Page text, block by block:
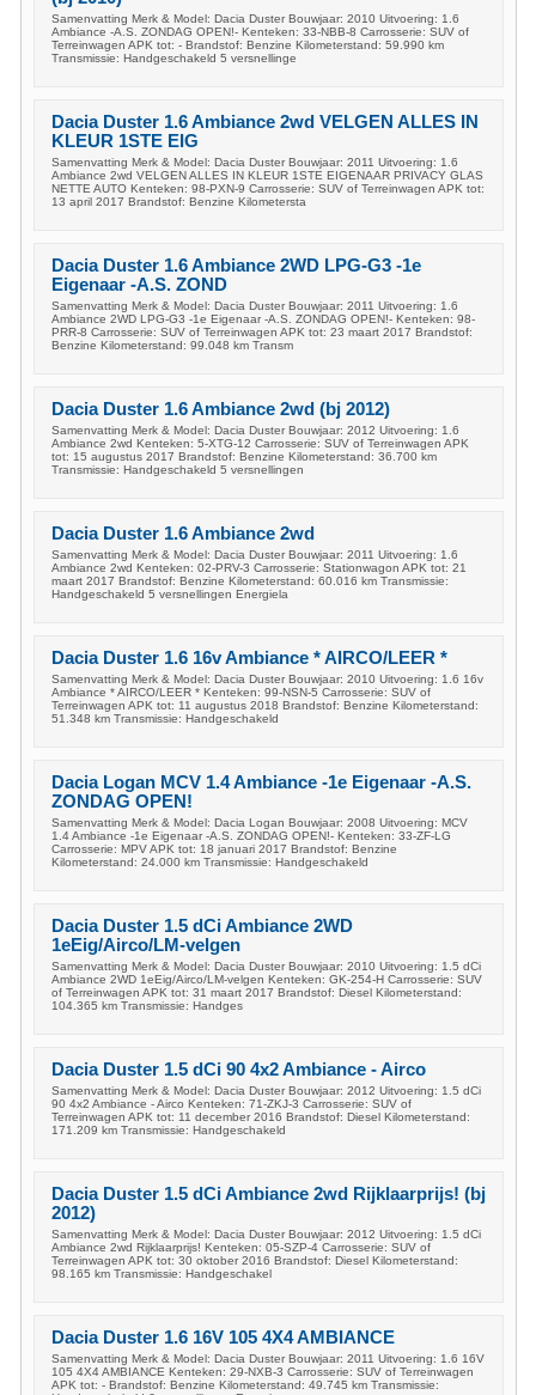
Samenvatting Merk & Model: Dacia Duster Bouwjaar: 2010 Uitvoering: 1.6
Ambiance -A.S. ZONDAG OPEN!- Kenteken: 33-NBB-8 Carrosserie: SUV of
Terreinwagen APK tot: - Brandstof: Benzine Kilometerstand: 59.990 km
Transmissie: Handgeschakeld 5 versnellinge
Dacia Duster 1.6 Ambiance 2wd VELGEN ALLES IN
KLEUR 1STE EIG
Samenvatting Merk & Model: Dacia Duster Bouwjaar: 2011 Uitvoering: 1.6
Ambiance 2wd VELGEN ALLES IN KLEUR 1STE EIGENAAR PRIVACY GLAS
NETTE AUTO Kenteken: 98-PXN-9 Carrosserie: SUV of Terreinwagen APK tot:
13 april 2017 Brandstof: Benzine Kilometersta
Dacia Duster 1.6 Ambiance 2WD LPG-G3 -1e
Eigenaar -A.S. ZOND
Samenvatting Merk & Model: Dacia Duster Bouwjaar: 2011 Uitvoering: 1.6
Ambiance 2WD LPG-G3 -1e Eigenaar -A.S. ZONDAG OPEN!- Kenteken: 98-
PRR-8 Carrosserie: SUV of Terreinwagen APK tot: 23 maart 2017 Brandstof:
Benzine Kilometerstand: 99.048 km Transm
Dacia Duster 1.6 Ambiance 2wd (bj 2012)
Samenvatting Merk & Model: Dacia Duster Bouwjaar: 2012 Uitvoering: 1.6
Ambiance 2wd Kenteken: 5-XTG-12 Carrosserie: SUV of Terreinwagen APK
tot: 15 augustus 2017 Brandstof: Benzine Kilometerstand: 36.700 km
Transmissie: Handgeschakeld 5 versnellingen
Dacia Duster 1.6 Ambiance 2wd
Samenvatting Merk & Model: Dacia Duster Bouwjaar: 2011 Uitvoering: 1.6
Ambiance 2wd Kenteken: 02-PRV-3 Carrosserie: Stationwagon APK tot: 21
maart 2017 Brandstof: Benzine Kilometerstand: 60.016 km Transmissie:
Handgeschakeld 5 versnellingen Energiela
Dacia Duster 1.6 16v Ambiance * AIRCO/LEER *
Samenvatting Merk & Model: Dacia Duster Bouwjaar: 2010 Uitvoering: 1.6 16v
Ambiance * AIRCO/LEER * Kenteken: 99-NSN-5 Carrosserie: SUV of
Terreinwagen APK tot: 11 augustus 2018 Brandstof: Benzine Kilometerstand:
51.348 km Transmissie: Handgeschakeld
Dacia Logan MCV 1.4 Ambiance -1e Eigenaar -A.S.
ZONDAG OPEN!
Samenvatting Merk & Model: Dacia Logan Bouwjaar: 2008 Uitvoering: MCV
1.4 Ambiance -1e Eigenaar -A.S. ZONDAG OPEN!- Kenteken: 33-ZF-LG
Carrosserie: MPV APK tot: 18 januari 2017 Brandstof: Benzine
Kilometerstand: 24.000 km Transmissie: Handgeschakeld
Dacia Duster 1.5 dCi Ambiance 2WD
1eEig/Airco/LM-velgen
Samenvatting Merk & Model: Dacia Duster Bouwjaar: 2010 Uitvoering: 1.5 dCi
Ambiance 2WD 1eEig/Airco/LM-velgen Kenteken: GK-254-H Carrosserie: SUV
of Terreinwagen APK tot: 31 maart 2017 Brandstof: Diesel Kilometerstand:
104.365 km Transmissie: Handges
Dacia Duster 1.5 dCi 90 4x2 Ambiance - Airco
Samenvatting Merk & Model: Dacia Duster Bouwjaar: 2012 Uitvoering: 1.5 dCi
90 4x2 Ambiance - Airco Kenteken: 71-ZKJ-3 Carrosserie: SUV of
Terreinwagen APK tot: 11 december 2016 Brandstof: Diesel Kilometerstand:
171.209 km Transmissie: Handgeschakeld
Dacia Duster 1.5 dCi Ambiance 2wd Rijklaarprijs! (bj
2012)
Samenvatting Merk & Model: Dacia Duster Bouwjaar: 2012 Uitvoering: 1.5 dCi
Ambiance 2wd Rijklaarprijs! Kenteken: 05-SZP-4 Carrosserie: SUV of
Terreinwagen APK tot: 30 oktober 2016 Brandstof: Diesel Kilometerstand:
98.165 km Transmissie: Handgeschakel
Dacia Duster 1.6 16V 105 4X4 AMBIANCE
Samenvatting Merk & Model: Dacia Duster Bouwjaar: 2011 Uitvoering: 1.6 16V
105 4X4 AMBIANCE Kenteken: 29-NXB-3 Carrosserie: SUV of Terreinwagen
APK tot: - Brandstof: Benzine Kilometerstand: 49.745 km Transmissie: